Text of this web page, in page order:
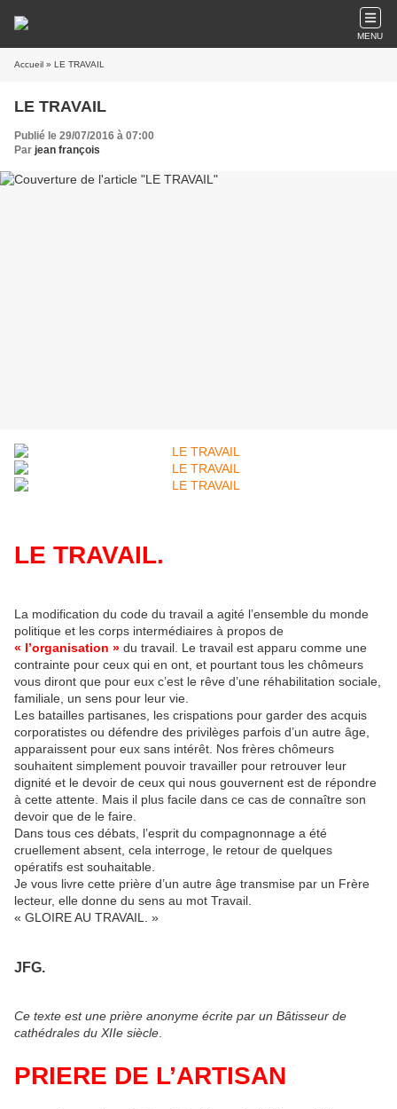
MENU
Accueil » LE TRAVAIL
LE TRAVAIL
Publié le 29/07/2016 à 07:00
Par jean françois
LE TRAVAIL.
La modification du code du travail a agité l’ensemble du monde
politique et les corps intermédiaires à propos de
« l’organisation » du travail. Le travail est apparu comme une
contrainte pour ceux qui en ont, et pourtant tous les chômeurs
vous diront que pour eux c’est le rêve d’une réhabilitation sociale,
familiale, un sens pour leur vie.
Les batailles partisanes, les crispations pour garder des acquis
corporatistes ou défendre des privilèges parfois d’un autre âge,
apparaissent pour eux sans intérêt. Nos frères chômeurs
souhaitent simplement pouvoir travailler pour retrouver leur
dignité et le devoir de ceux qui nous gouvernent est de répondre
à cette attente. Mais il plus facile dans ce cas de connaître son
devoir que de le faire.
Dans tous ces débats, l’esprit du compagnonnage a été
cruellement absent, cela interroge, le retour de quelques
opératifs est souhaitable.
Je vous livre cette prière d’un autre âge transmise par un Frère
lecteur, elle donne du sens au mot Travail.
« GLOIRE AU TRAVAIL. »
JFG.
Ce texte est une prière anonyme écrite par un Bâtisseur de
cathédrales du XIIe siècle.
PRIERE DE L’ARTISAN